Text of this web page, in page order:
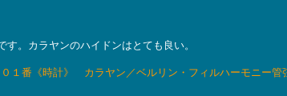
す。カラヤンのハイドンはとても良い。
１番《時計》 カラヤン／ベルリン・フィルハーモニー管